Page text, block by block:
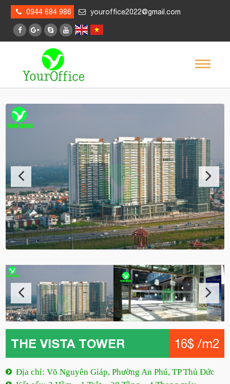
0944 684 986 youroffice2022@gmail.com
THE VISTA TOWER 16$ /m2
Địa chỉ: Võ Nguyên Giáp, Phường An Phú, TP Thủ Đức
Diện tích: 90 – 130 – 250 – 500 – 700 – 1.100 m2